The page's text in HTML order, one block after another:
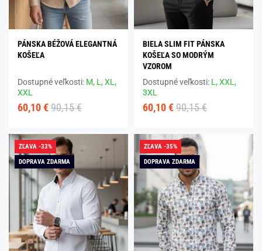
PÁNSKA BÉŽOVÁ ELEGANTNÁ
KOŠEĽA
Dostupné veľkosti: M, L,XL,
XXL
60,10 € 90,15 €
BIELA SLIM FIT PÁNSKA
KOŠEĽA SO MODRÝM
VZOROM
Dostupné veľkosti: L,XXL,
3XL
60,10 € 90,15 €
ZĽAVA -33%
DOPRAVA ZDARMA
ZĽAVA -35%
DOPRAVA ZDARMA